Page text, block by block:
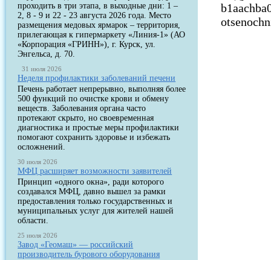
проходить в три этапа, в выходные дни: 1 –
2, 8 - 9 и 22 - 23 августа 2026 года. Место
размещения медовых ярмарок – территория,
прилегающая к гипермаркету «Линия-1» (АО
«Корпорация «ГРИНН»), г. Курск, ул.
Энгельса, д. 70.
31 июля 2026
Неделя профилактики заболеваний печени
Печень работает непрерывно, выполняя более
500 функций по очистке крови и обмену
веществ. Заболевания органа часто
протекают скрыто, но своевременная
диагностика и простые меры профилактики
помогают сохранить здоровье и избежать
осложнений.
30 июля 2026
МФЦ расширяет возможности заявителей
Принцип «одного окна», ради которого
создавался МФЦ, давно вышел за рамки
предоставления только государственных и
муниципальных услуг для жителей нашей
области.
25 июля 2026
Завод «Геомаш» — российский
производитель бурового оборудования